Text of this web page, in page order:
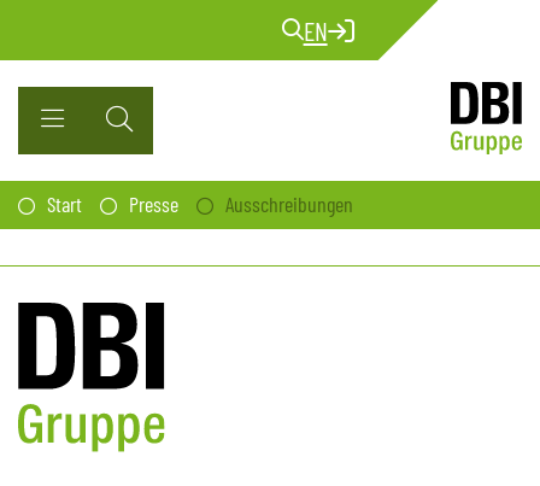
EN
Start Presse Ausschreibungen